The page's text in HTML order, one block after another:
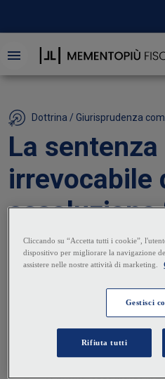
Dottrina / Giurisprudenza
La sentenza
irrevocabile
assoluzione
processo
prime
Con una recente